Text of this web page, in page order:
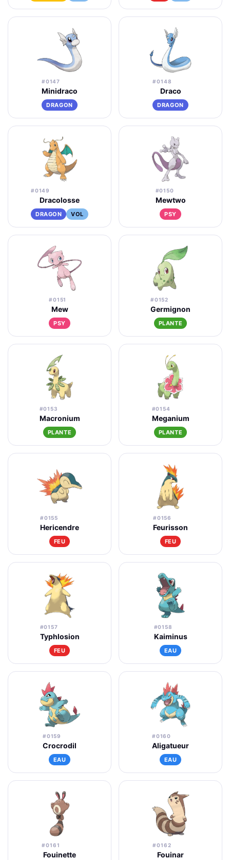
#0147
Minidraco
DRAGON
#0148
Draco
DRAGON
#0149
Dracolosse
DRAGON VOL
#0150
Mewtwo
PSY
#0151
Mew
PSY
#0152
Germignon
PLANTE
#0153
Macronium
PLANTE
#0154
Meganium
PLANTE
#0155
Hericendre
FEU
#0156
Feurisson
FEU
#0157
Typhlosion
FEU
#0158
Kaiminus
EAU
#0159
Crocrodil
EAU
#0160
Aligatueur
EAU
#0161
Fouinette
#0162
Fouinar